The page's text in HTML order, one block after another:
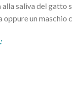
saliva del gatto
un maschio